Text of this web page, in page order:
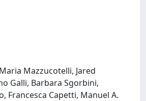
Mazzucotelli, Jared
Galli, Barbara Sgorbini,
Francesca Capetti, Manuel A.